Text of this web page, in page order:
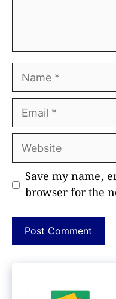
Name
Email
Website
Save my name,
browser for the